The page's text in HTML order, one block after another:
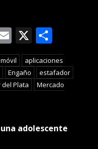
Email
X
aplicaciones
Engaño
estafador
del Plata
Mercado
adolescente